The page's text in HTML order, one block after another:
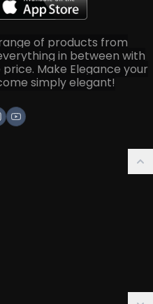
of products from
in between with
Make Elegance your
simply elegant!
Youtube